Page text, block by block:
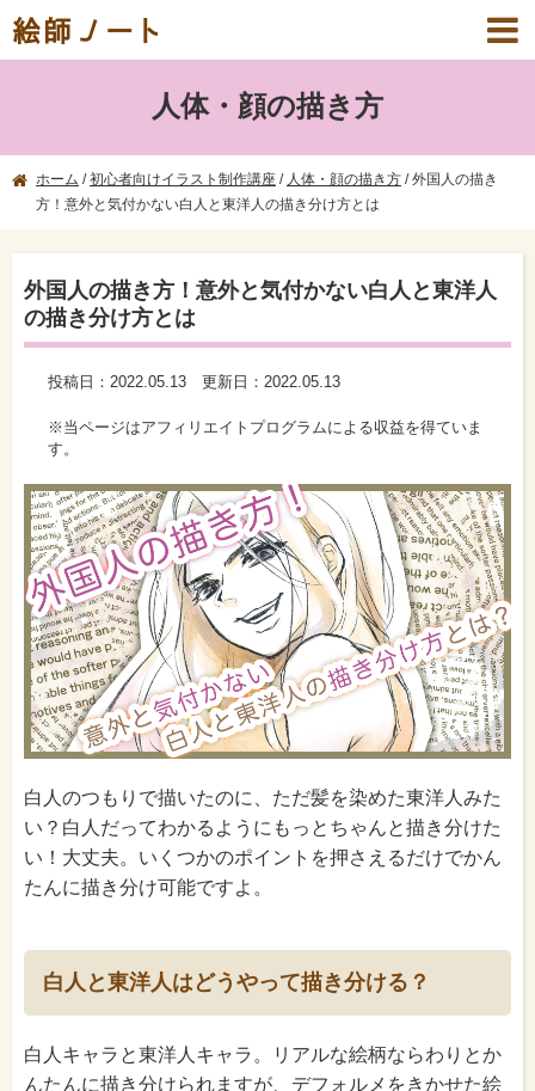
絵師ノート
人体・顔の描き方
ホーム /初心者向けイラスト制作講座 / 人体・顔の描き方 /外国人の描き
方！意外と気付かない白人と東洋人の描き分け方とは
外国人の描き方！意外と気付かない白人と東洋人
の描き分け方とは
投稿日： 2022.05.13 更新日： 2022.05.13
※当ページはアフィリエイトプログラムによる収益を得ていま
す。
白人のつもりで描いたのに、ただ髪を染めた東洋人みた
い？白人だってわかるようにもっとちゃんと描き分けた
い！大丈夫。いくつかのポイントを押さえるだけでかん
たんに描き分け可能ですよ。
白人と東洋人はどうやって描き分ける？
白人キャラと東洋人キャラ。リアルな絵柄ならわりとか
んたんに描き分けられますが、デフォルメをきかせた絵